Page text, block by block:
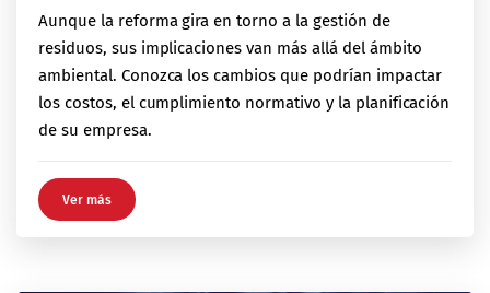
Aunque la reforma gira en torno a la gestión de
residuos, sus implicaciones van más allá del ámbito
ambiental. Conozca los cambios que podrían impactar
los costos, el cumplimiento normativo y la planificación
de su empresa.
Ver más